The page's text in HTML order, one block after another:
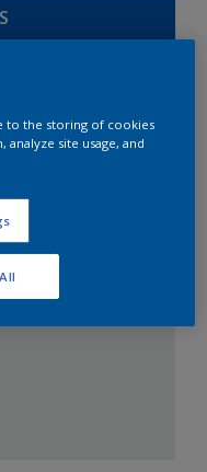
to the storing of cookies
site usage, and